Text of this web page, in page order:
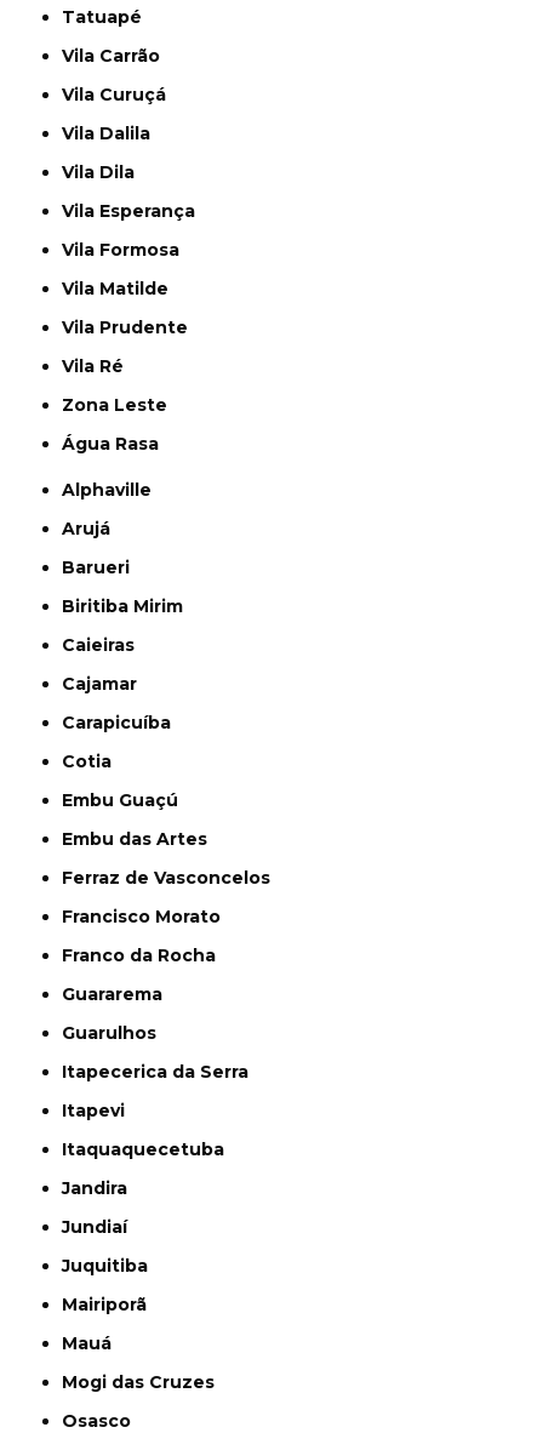
Tatuapé
Vila Carrão
Vila Curuçá
Vila Dalila
Vila Dila
Vila Esperança
Vila Formosa
Vila Matilde
Vila Prudente
Vila Ré
Zona Leste
Água Rasa
Alphaville
Arujá
Barueri
Biritiba Mirim
Caieiras
Cajamar
Carapicuíba
Cotia
Embu Guaçú
Embu das Artes
Ferraz de Vasconcelos
Francisco Morato
Franco da Rocha
Guararema
Guarulhos
Itapecerica da Serra
Itapevi
Itaquaquecetuba
Jandira
Jundiaí
Juquitiba
Mairiporã
Mauá
Mogi das Cruzes
Osasco